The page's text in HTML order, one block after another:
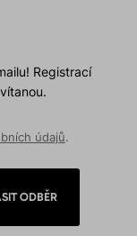
Registrací
údajů.
ODBĚR